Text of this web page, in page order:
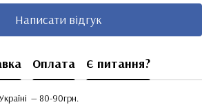
Написати відгук
Оплата Є питання?
— 80-90грн.